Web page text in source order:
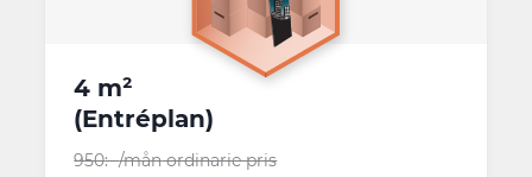
4 m²
(Entréplan)
950:-/månordinarie pris